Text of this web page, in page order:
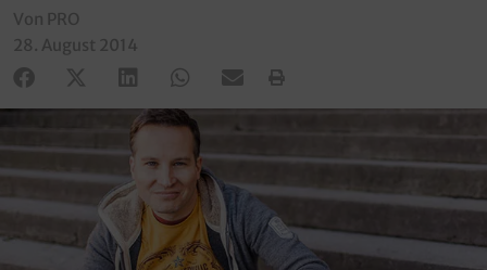
Von PRO
28. August 2014